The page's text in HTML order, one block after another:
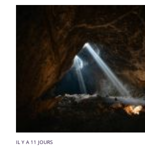
IL Y A 11 JOURS